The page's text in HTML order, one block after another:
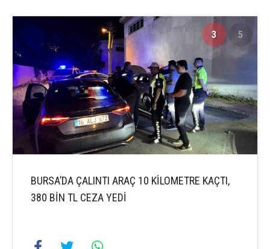
3 5
BURSA’DA ÇALINTI ARAÇ 10 KİLOMETRE KAÇTI,
380 BİN TL CEZA YEDİ